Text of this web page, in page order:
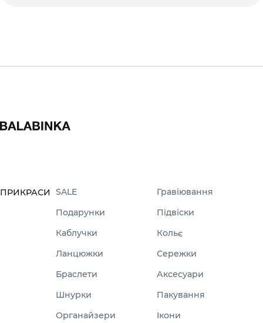
ПРИКРАСИ SALE
Гравіювання
Подарунки
Підвіски
Каблучки
Кольє
Ланцюжки
Сережки
Браслети
Аксесуари
Шнурки
Пакування
Органайзери
Ікони